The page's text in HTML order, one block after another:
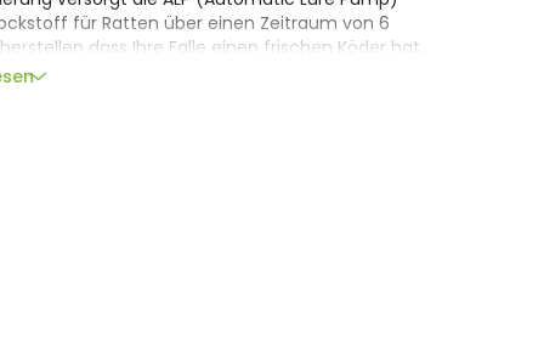
für Ratten über einen Zeitraum von 6
dass Ihre Falle einen frischen Köder hat,